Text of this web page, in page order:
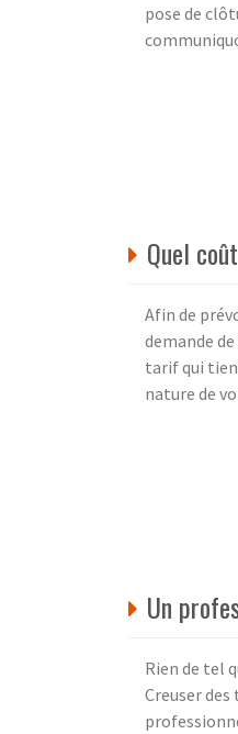
pose de
Quel
Afin de
demande
tarif qui
nature de
Un
Rien de tel
Creuser